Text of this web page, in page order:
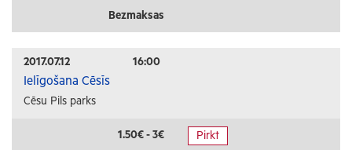
Izglītība
Konferences
Kursi un semināri
Bezmaksas
2017.07.12 16:00
Ielīgošana Cēsīs
Cēsu Pils parks
1.50€ - 3€ Pirkt